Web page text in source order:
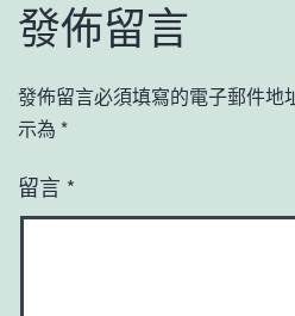
發佈留言
發佈留言必須填寫的電子郵件地
示為 *
留言 *